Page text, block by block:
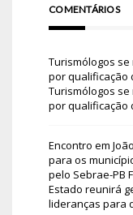
COMENTÁRIOS
Turismólogos
por qualificação
Turismólogos
por qualificação
Encontro em
para os
pelo Sebrae-PB
Estado reunirá
lideranças para